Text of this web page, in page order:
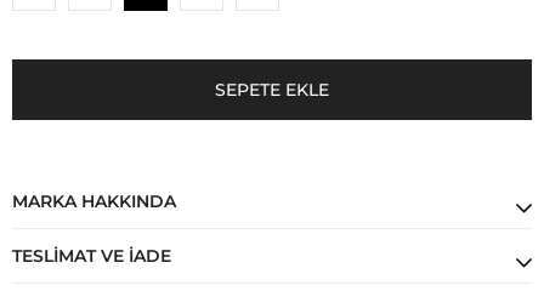
MARKA HAKKINDA
TESLIMAT VE İADE